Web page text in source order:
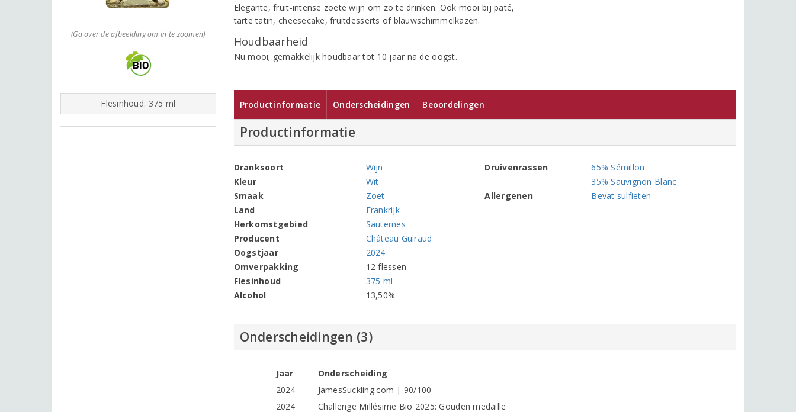
(Ga over de afbeelding om in te zoomen)
Flesinhoud: 375 ml
Elegante, fruit-intense zoete wijn om zo te drinken. Ook mooi bij paté,
tarte tatin, cheesecake, fruitdesserts of blauwschimmelkazen.
Houdbaarheid
Nu mooi; gemakkelijk houdbaar tot 10 jaar na de oogst.
Productinformatie Onderscheidingen Beoordelingen
Productinformatie
Dranksoort
Wijn
Kleur
Wit
Smaak
Zoet
Land
Frankrijk
Herkomstgebied
Sauternes
Producent
Château Guiraud
Oogstjaar
2024
Omverpakking
12 flessen
Flesinhoud
375 ml
Alcohol
13,50%
Druivenrassen
65% Sémillon
35% Sauvignon Blanc
Allergenen
Bevat sulfieten
Onderscheidingen (3)
Jaar
Onderscheiding
2024
JamesSuckling.com | 90/100
2024
Challenge Millésime Bio 2025: Gouden medaille